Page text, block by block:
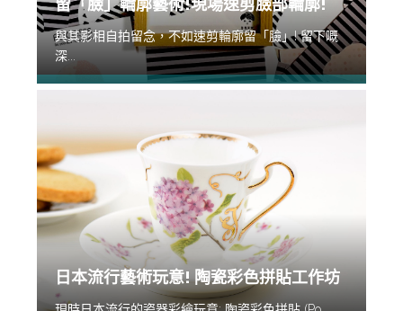
留「臉」輪廓藝術!現場速剪臉部輪廓!
與其影相自拍留念，不如速剪輪廓留「臉」! 留下嘅
深...
日本流行藝術玩意! 陶瓷彩色拼貼工作坊